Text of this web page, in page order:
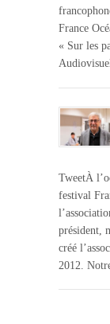
France
« Sur les
TweetÀ
festival
président,
créé
2012.